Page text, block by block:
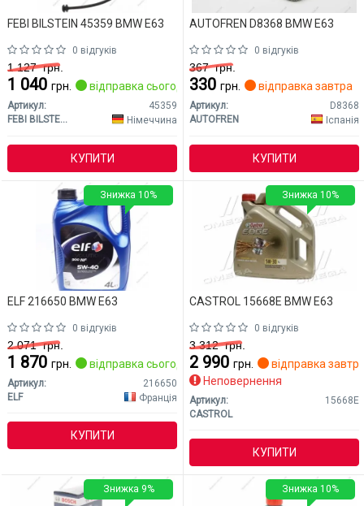
FEBI BILSTEIN 45359 BMW E63
0 відгуків
1 127грн.
1 040 грн. відправка сьогодні
Артикул:
45359
FEBI BILSTEIN
Німеччина
КУПИТИ
AUTOFREN D8368 BMW E63
0 відгуків
367грн.
330 грн. відправка завтра
Артикул:
D8368
AUTOFREN
Іспанія
КУПИТИ
ELF 216650 BMW E63
0 відгуків
2 071грн.
1 870 грн. відправка сьогодні
Артикул:
216650
ELF
Франція
КУПИТИ
Знижка 10%
CASTROL 15668E BMW E63
0 відгуків
3 312грн.
2 990 грн.
відправка
Неповернення
Артикул:
15668E
CASTROL
КУПИТИ
Знижка 10%
Знижка 9% Знижка 10%